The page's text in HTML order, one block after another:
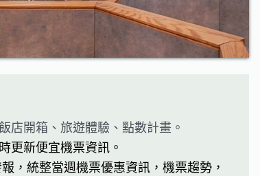
店開箱、旅遊體驗、點數計畫。
更新便宜機票資訊。
，統整當週機票優惠資訊，機票趨勢，